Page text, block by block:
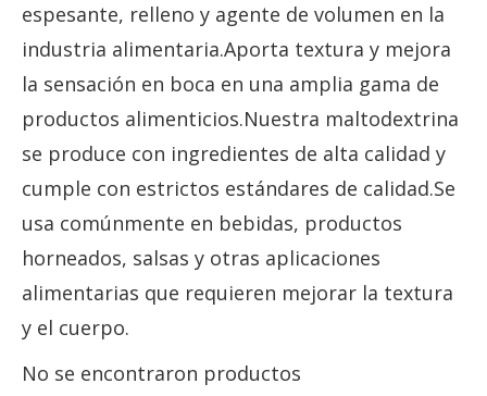
espesante, relleno y agente de volumen en la
industria alimentaria.Aporta textura y mejora
la sensación en boca en una amplia gama de
productos alimenticios.Nuestra maltodextrina
se produce con ingredientes de alta calidad y
cumple con estrictos estándares de calidad.Se
usa comúnmente en bebidas, productos
horneados, salsas y otras aplicaciones
alimentarias que requieren mejorar la textura
y el cuerpo.
No se encontraron productos